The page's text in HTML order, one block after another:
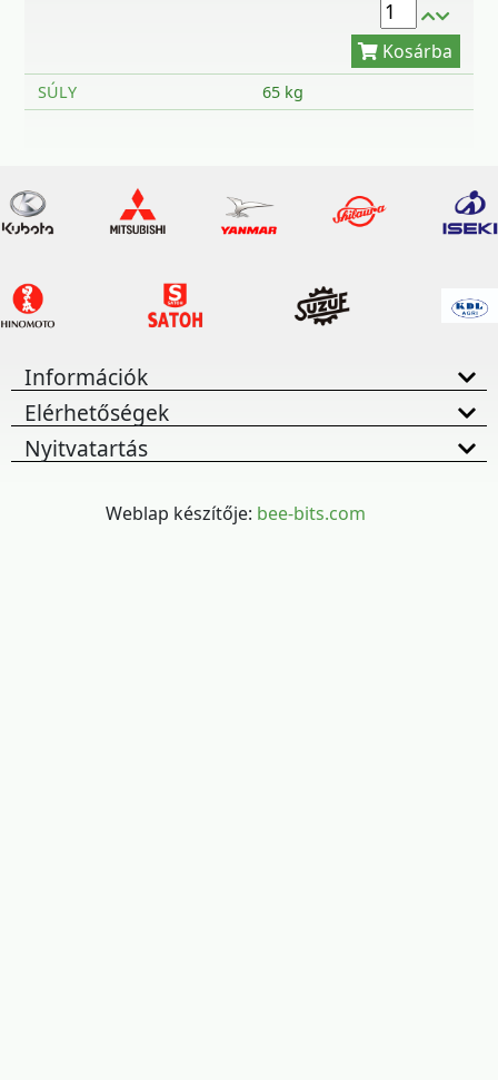
SÚLY 65 kg
Információk
Elérhetőségek
Nyitvatartás
Weblap készítője: bee-bits.com